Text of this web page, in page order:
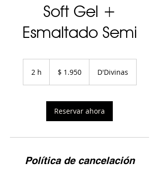
Soft Gel +
Esmaltado Semi
2 h
uruguayos
$ 1.950 D'Divinas
Reservar ahora
Política de cancelación